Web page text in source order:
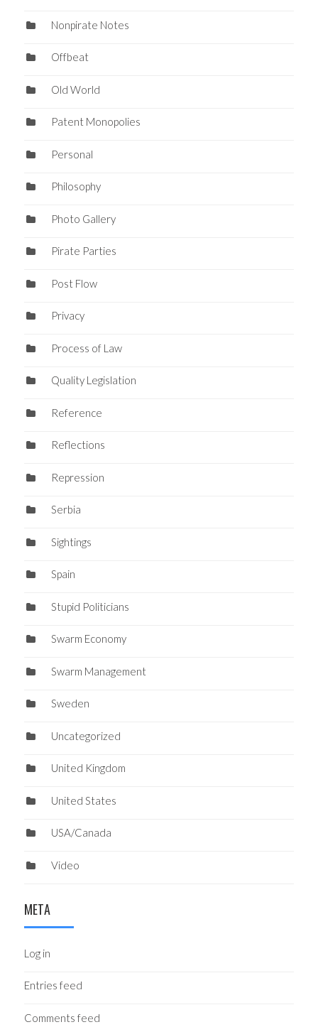
Nonpirate Notes
Offbeat
Old World
Patent Monopolies
Personal
Philosophy
Photo Gallery
Pirate Parties
Post Flow
Privacy
Process of Law
Quality Legislation
Reference
Reflections
Repression
Serbia
Sightings
Spain
Stupid Politicians
Swarm Economy
Swarm Management
Sweden
Uncategorized
United Kingdom
United States
USA/Canada
Video
META
Log in
Entries feed
Comments feed